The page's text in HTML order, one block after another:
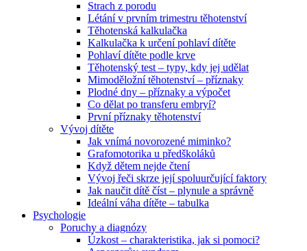
Strach z porodu
Létání v prvním trimestru těhotenství
Těhotenská kalkulačka
Kalkulačka k určení pohlaví dítěte
Pohlaví dítěte podle krve
Těhotenský test – typy, kdy jej udělat
Mimoděložní těhotenství – příznaky
Plodné dny – příznaky a výpočet
Co dělat po transferu embryí?
První příznaky těhotenství
Vývoj dítěte
Jak vnímá novorozené miminko?
Grafomotorika u předškoláků
Když dětem nejde čtení
Vývoj řeči skrze její spoluurčující faktory
Jak naučit dítě číst – plynule a správně
Ideální váha dítěte – tabulka
Psychologie
Poruchy a diagnózy
Úzkost – charakteristika, jak si pomoci?